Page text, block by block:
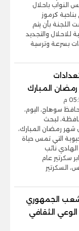
النواب باحلال
كرموز
اللجنة بأن يتم
والتجديد
بسرعة وترسية
المبارك
سوهاج، اليوم،
لبحث
شهر رمضان المبارك،
التي تمس حياة
نائب
سكرتير عام
السكرتير
الجمهوري
الثقافي